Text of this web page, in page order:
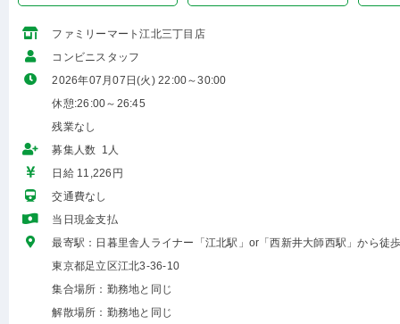
ファミリーマート江北三丁目店
コンビニスタッフ
2026年07月07日(火) 22:00～30:00
休憩:26:00～26:45
残業なし
募集人数 1人
日給 11,226円
交通費なし
当日現金支払
最寄駅：日暮里舎人ライナー「江北駅」or「西新井大師西駅」から徒
東京都足立区江北3-36-10
集合場所：勤務地と同じ
解散場所：勤務地と同じ